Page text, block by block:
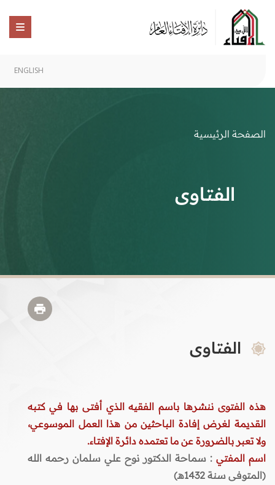
ENGLISH
الصفحة الرئيسية
الفتاوى
الفتاوى
هذه الفتوى ننشرها باسم الفقيه الذي أفتى بها في كتبه
القديمة لغرض إفادة الباحثين من هذا العمل الموسوعي،
ولا تعبر بالضرورة عن ما تعتمده دائرة الإفتاء.
اسم المفتي : سماحة الدكتور نوح علي سلمان رحمه الله
(المتوفى سنة 1432هـ)